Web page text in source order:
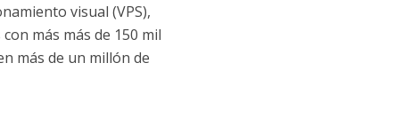
visual (VPS),
más más de 150 mil
más de un millón de